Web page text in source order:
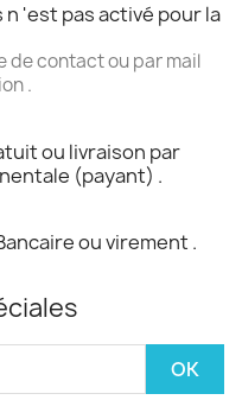
'est pas activé pour la
de contact ou par mail
.
ou livraison par
(payant) .
ou virement .